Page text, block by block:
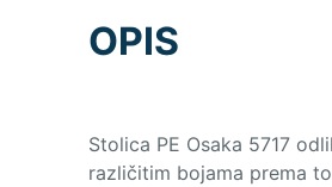
OPIS
Stolica PE Osaka 5717
različitim bojama prema